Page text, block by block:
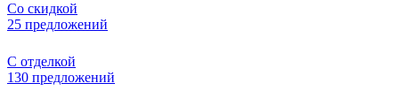
Со скидкой
25 предложений
С отделкой
130 предложений